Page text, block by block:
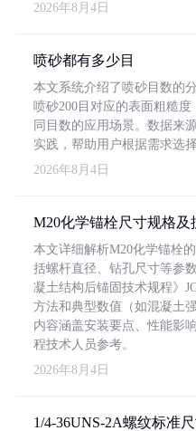
2026年8月4日
喷砂都有多少目
本文系统介绍了喷砂目数的
喷砂200目对应的表面粗糙度
同目数的应用场景。数据来
实践，帮助用户根据需求选
2026年8月4日
M20化学锚栓尺寸规格及
本文详细解析M20化学锚栓
括螺杆直径、钻孔尺寸等参
凝土结构后锚固技术规程》
方法和典型数值（如混凝土
内容涵盖安装要点、性能影
程技术人员参考。
2026年8月4日
1/4-36UNS-2A螺纹标准